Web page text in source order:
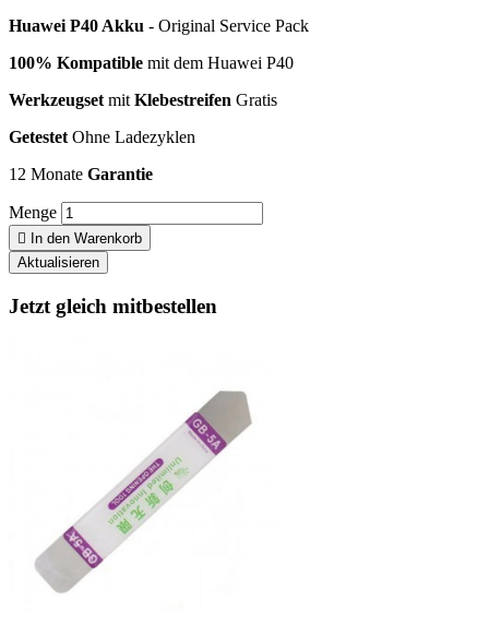
Huawei P40 Akku - Original Service Pack
100% Kompatible mit dem Huawei P40
WerkzeugsetmitKlebestreifen Gratis
GetestetOhne Ladezyklen
12 Monate Garantie
Menge
 In den Warenkorb
Jetzt gleich mitbestellen